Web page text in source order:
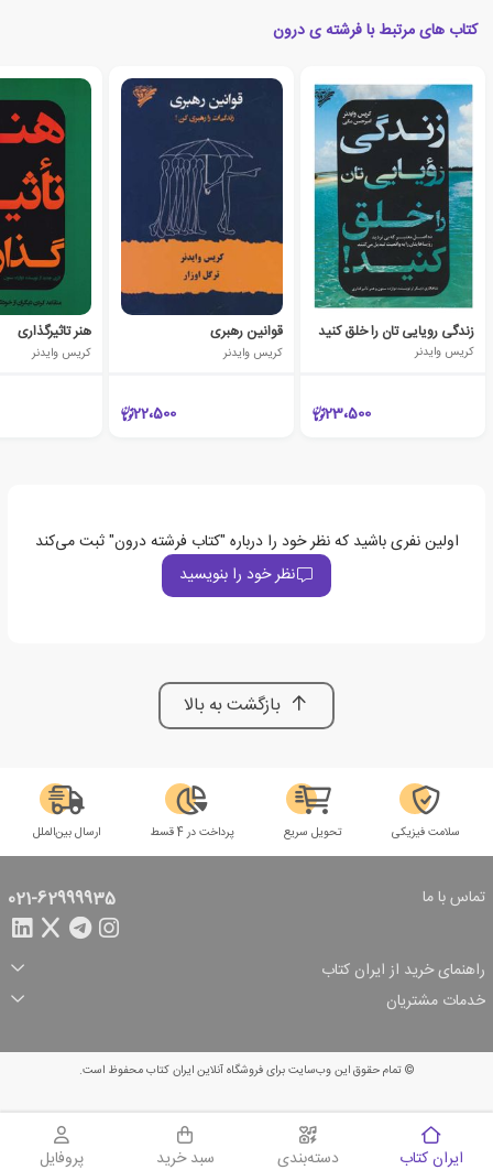
کتاب های مرتبط با فرشته ی درون
زندگی رویایی تان را خلق کنید
کریس وایدنر
23،500
قوانین رهبری
کریس وایدنر
22،500
هنر تاثیرگذاری
کریس وایدنر
اولین نفری باشید که نظر خود را درباره "کتاب فرشته درون" ثبت می‌کند
نظر خود را بنویسید
بازگشت به بالا
سلامت فیزیکی تحویل سریع پرداخت در 4 قسط ارسال بین‌الملل
تماس با ما 021-62999935
راهنمای خرید از ایران کتاب
ثبت سفارش
شرایط ارسال سفارش
شیوه پرداخت
تخفیف‌های خرید
خدمات مشتریان
© تمام حقوق این وب‌سایت برای فروشگاه آنلاین ایران کتاب محفوظ است.
ایران کتاب دسته‌بندی
سبد خرید
سبد خرید پروفایل